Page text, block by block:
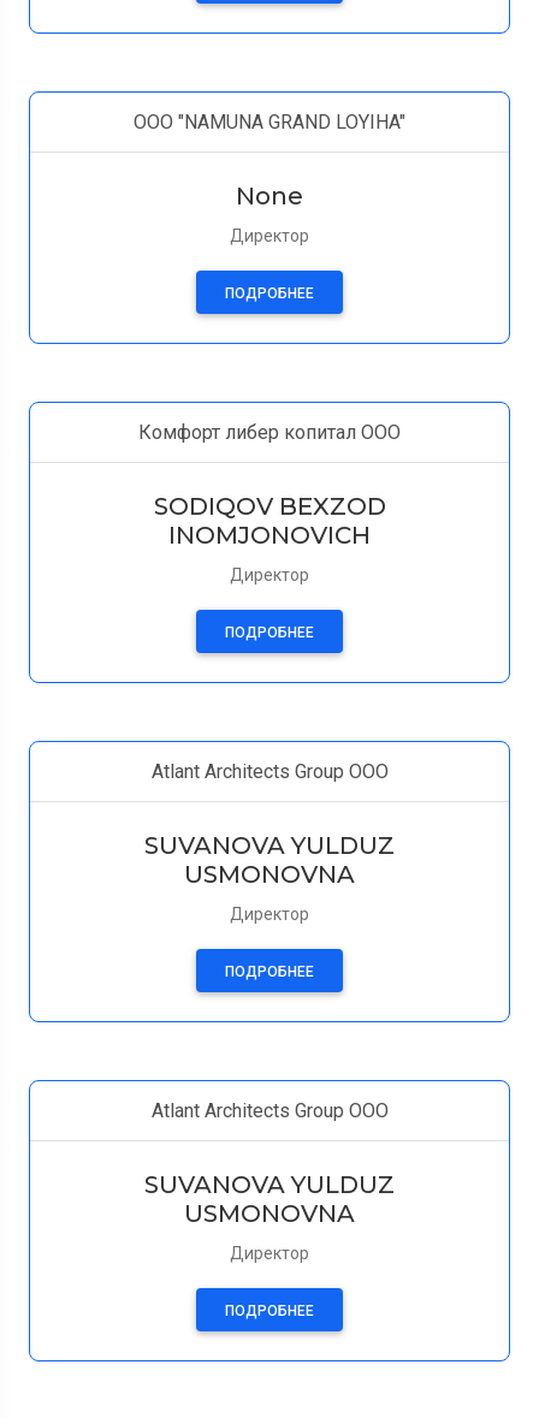
ООО "NAMUNA GRAND LOYIHA"
None
Директор
ПОДРОБНЕЕ
Комфорт либер копитал OOO
SODIQOV BEXZOD
INOMJONOVICH
Директор
ПОДРОБНЕЕ
Atlant Architects Group ООО
SUVANOVA YULDUZ
USMONOVNA
Директор
ПОДРОБНЕЕ
Atlant Architects Group ООО
SUVANOVA YULDUZ
USMONOVNA
Директор
ПОДРОБНЕЕ